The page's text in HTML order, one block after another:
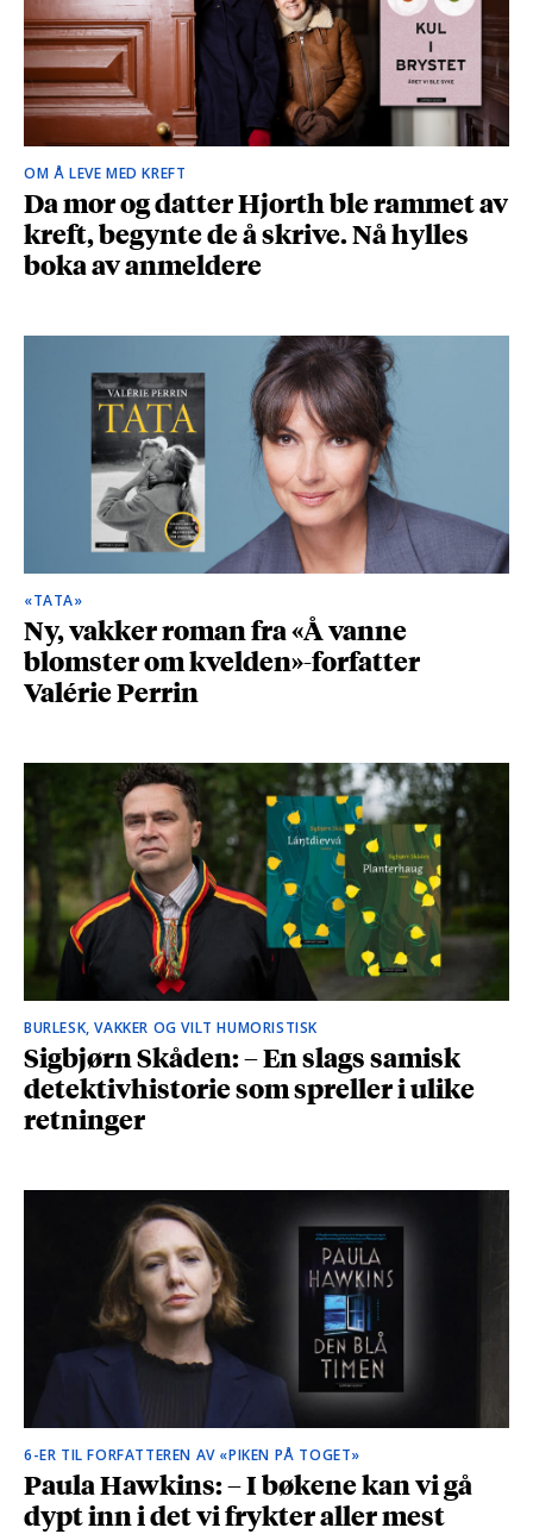
OM Å LEVE MED KREFT
Da mor og datter Hjorth ble rammet av
kreft, begynte de å skrive. Nå hylles
boka av anmeldere
«TATA»
Ny, vakker roman fra «Å vanne
blomster om kvelden»-forfatter
Valérie Perrin
BURLESK, VAKKER OG VILT HUMORISTISK
Sigbjørn Skåden: – En slags samisk
detektivhistorie som spreller i ulike
retninger
6-ER TIL FORFATTEREN AV «PIKEN PÅ TOGET»
Paula Hawkins: – I bøkene kan vi gå
dypt inn i det vi frykter aller mest